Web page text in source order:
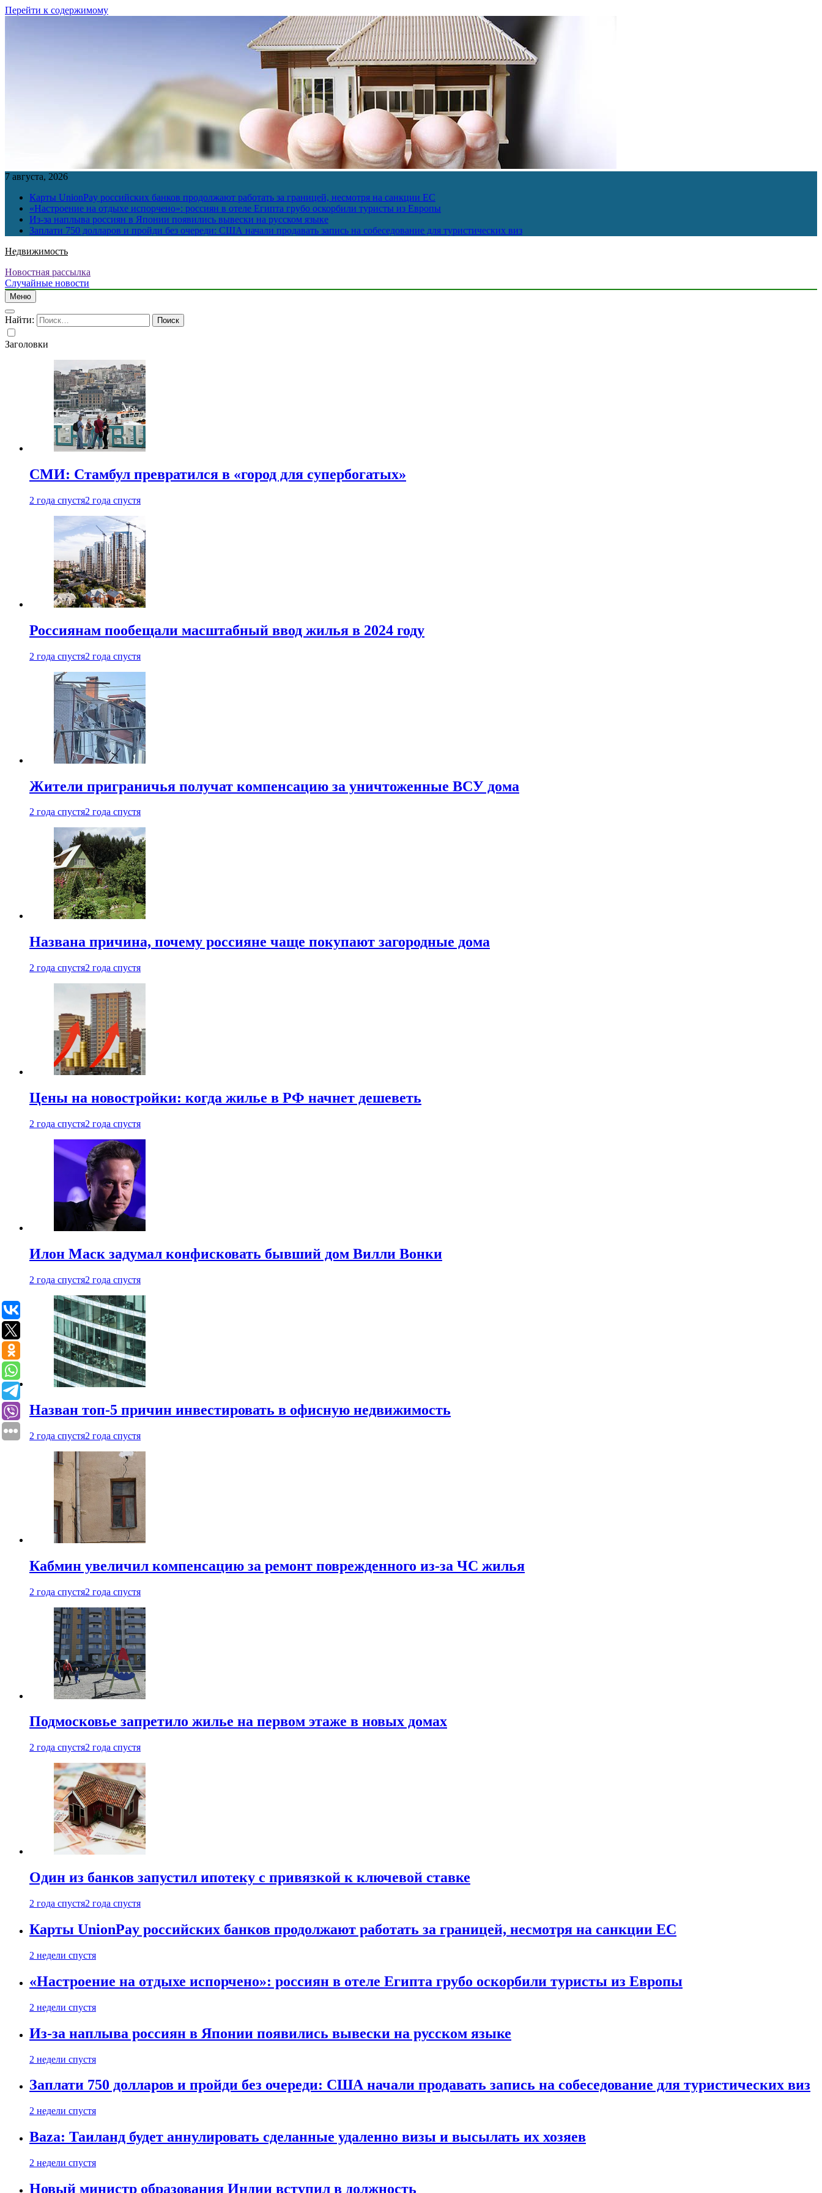
Перейти к содержимому
7 августа, 2026
Карты UnionPay российских банков продолжают работать за границей, несмотря на санкции ЕС
«Настроение на отдыхе испорчено»: россиян в отеле Египта грубо оскорбили туристы из Европы
Из-за наплыва россиян в Японии появились вывески на русском языке
Заплати 750 долларов и пройди без очереди: США начали продавать запись на собеседование для туристических виз
Недвижимость
Новостная рассылка
Случайные новости
Меню
Найти:
Заголовки
СМИ: Стамбул превратился в «город для супербогатых»
2 года спустя2 года спустя
Россиянам пообещали масштабный ввод жилья в 2024 году
2 года спустя2 года спустя
Жители приграничья получат компенсацию за уничтоженные ВСУ дома
2 года спустя2 года спустя
Названа причина, почему россияне чаще покупают загородные дома
2 года спустя2 года спустя
Цены на новостройки: когда жилье в РФ начнет дешеветь
2 года спустя2 года спустя
Илон Маск задумал конфисковать бывший дом Вилли Вонки
2 года спустя2 года спустя
Назван топ-5 причин инвестировать в офисную недвижимость
2 года спустя2 года спустя
Кабмин увеличил компенсацию за ремонт поврежденного из-за ЧС жилья
2 года спустя2 года спустя
Подмосковье запретило жилье на первом этаже в новых домах
2 года спустя2 года спустя
Один из банков запустил ипотеку с привязкой к ключевой ставке
2 года спустя2 года спустя
Карты UnionPay российских банков продолжают работать за границей, несмотря на санкции ЕС
2 недели спустя
«Настроение на отдыхе испорчено»: россиян в отеле Египта грубо оскорбили туристы из Европы
2 недели спустя
Из-за наплыва россиян в Японии появились вывески на русском языке
2 недели спустя
Заплати 750 долларов и пройди без очереди: США начали продавать запись на собеседование для туристических виз
2 недели спустя
Baza: Таиланд будет аннулировать сделанные удаленно визы и высылать их хозяев
2 недели спустя
Новый министр образования Индии вступил в должность